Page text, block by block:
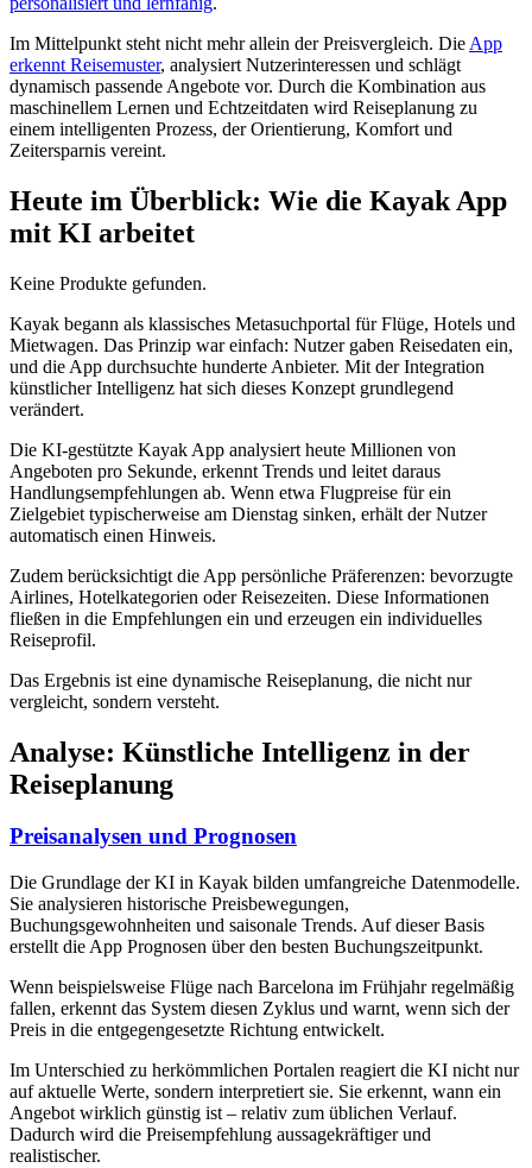
Im Mittelpunkt steht nicht mehr allein der Preisvergleich. Die App
erkennt Reisemuster, analysiert Nutzerinteressen und schlägt
dynamisch passende Angebote vor. Durch die Kombination aus
maschinellem Lernen und Echtzeitdaten wird Reiseplanung zu
einem intelligenten Prozess, der Orientierung, Komfort und
Zeitersparnis vereint.
Heute im Überblick: Wie die Kayak App
mit KI arbeitet
Keine Produkte gefunden.
Kayak begann als klassisches Metasuchportal für Flüge, Hotels und
Mietwagen. Das Prinzip war einfach: Nutzer gaben Reisedaten ein,
und die App durchsuchte hunderte Anbieter. Mit der Integration
künstlicher Intelligenz hat sich dieses Konzept grundlegend
verändert.
Die KI-gestützte Kayak App analysiert heute Millionen von
Angeboten pro Sekunde, erkennt Trends und leitet daraus
Handlungsempfehlungen ab. Wenn etwa Flugpreise für ein
Zielgebiet typischerweise am Dienstag sinken, erhält der Nutzer
automatisch einen Hinweis.
Zudem berücksichtigt die App persönliche Präferenzen: bevorzugte
Airlines, Hotelkategorien oder Reisezeiten. Diese Informationen
fließen in die Empfehlungen ein und erzeugen ein individuelles
Reiseprofil.
Das Ergebnis ist eine dynamische Reiseplanung, die nicht nur
vergleicht, sondern versteht.
Analyse: Künstliche Intelligenz in der
Reiseplanung
Preisanalysen und Prognosen
Die Grundlage der KI in Kayak bilden umfangreiche Datenmodelle.
Sie analysieren historische Preisbewegungen,
Buchungsgewohnheiten und saisonale Trends. Auf dieser Basis
erstellt die App Prognosen über den besten Buchungszeitpunkt.
Wenn beispielsweise Flüge nach Barcelona im Frühjahr regelmäßig
fallen, erkennt das System diesen Zyklus und warnt, wenn sich der
Preis in die entgegengesetzte Richtung entwickelt.
Im Unterschied zu herkömmlichen Portalen reagiert die KI nicht nur
auf aktuelle Werte, sondern interpretiert sie. Sie erkennt, wann ein
Angebot wirklich günstig ist – relativ zum üblichen Verlauf.
Dadurch wird die Preisempfehlung aussagekräftiger und
realistischer.